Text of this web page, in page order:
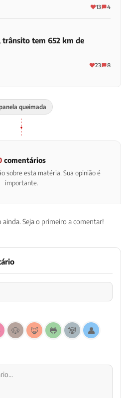
13 4
trânsito tem 652 km de
23 8
queimada
comentários
sobre esta matéria. Sua opinião é
importante.
Seja o primeiro a comentar!
🐶 🦊 🐸 🐼
👤